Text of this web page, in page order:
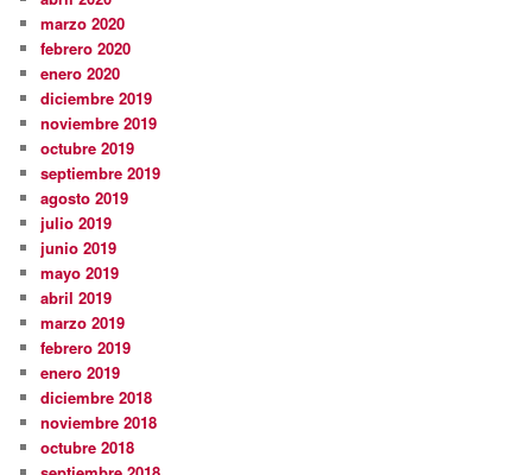
marzo 2020
febrero 2020
enero 2020
diciembre 2019
noviembre 2019
octubre 2019
septiembre 2019
agosto 2019
julio 2019
junio 2019
mayo 2019
abril 2019
marzo 2019
febrero 2019
enero 2019
diciembre 2018
noviembre 2018
octubre 2018